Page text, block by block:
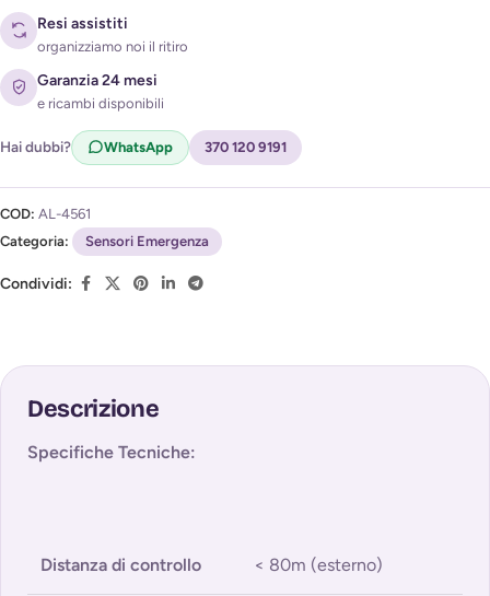
Acconsento al trattamento dei miei dati per ricevere
l'avviso di disponibilità (
Privacy Policy)
Resi assistiti
organizziamo noi il ritiro
Garanzia 24 mesi
e ricambi disponibili
Hai dubbi? WhatsApp 370 120 9191
COD: AL-4561
Categoria:
Sensori Emergenza
Condividi:
Descrizione
Specifiche Tecniche:
Distanza di controllo < 80m (esterno)